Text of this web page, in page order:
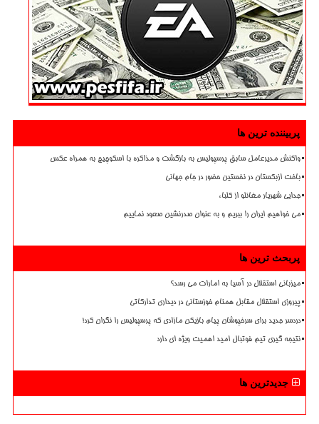
پربیننده ترین ها
واکنش مدیرعامل سابق پرسپولیس به بازگشت و مذاکره با اسکوچیچ به همراه عکس
باخت ازبکستان در نخستین حضور در جام جهانی
جدایی شهریار مغانلو از کلباء
می خواهیم ایران را ببریم و به عنوان صدرنشین صعود نماییم
پربحث ترین ها
میزبانی استقلال در آسیا به امارات می رسد؟
پیروزی استقلال مقابل همنام خوزستانی در دیداری تدارکاتی
دردسر جدید برای سرخپوشان پیام بازیکن مازادی که پرسپولیس را نگران کرد!
نتیجه گیری تیم فوتبال امید اهمیت ویژه ای دارد
جدیدترین ها